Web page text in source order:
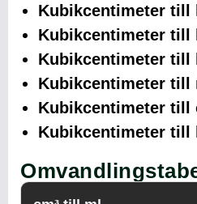
Kubikcentimeter
Kubikcentimeter till
Kubikcentimeter till
Kubikcentimeter
Kubikcentimeter till
Kubikcentimeter till